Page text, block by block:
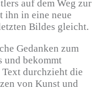
auf dem Weg zur
ihn in eine neue
Bildes gleicht.
Gedanken zum
und bekommt
durchzieht die
von Kunst und